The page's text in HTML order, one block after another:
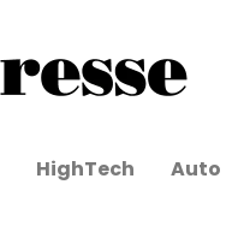
HighTech Auto